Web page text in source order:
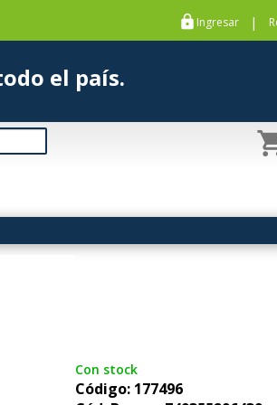
https Ingresar |
a todo el
Con stock
Código: 177496